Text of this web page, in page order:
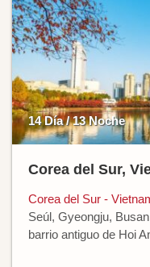
14 Día / 13 Noche
Corea del Sur,
Corea del Sur -
Seúl, Gyeongju,
barrio antiguo de Hoi